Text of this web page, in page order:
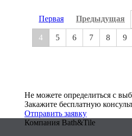
Первая Предыдущая
4 5 6 7 8 9
Не можете определиться с
Закажите бесплатную
Отправить заявку
Компания Bath&Tile